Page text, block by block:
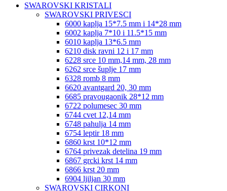
SWAROVSKI KRISTALI
SWAROVSKI PRIVESCI
6000 kaplja 15*7.5 mm i 14*28 mm
6002 kaplja 7*10 i 11.5*15 mm
6010 kaplja 13*6.5 mm
6210 disk ravni 12 i 17 mm
6228 srce 10 mm,14 mm, 28 mm
6262 srce šuplje 17 mm
6328 romb 8 mm
6620 avantgard 20, 30 mm
6685 pravougaonik 28*12 mm
6722 polumesec 30 mm
6744 cvet 12,14 mm
6748 pahulja 14 mm
6754 leptir 18 mm
6860 krst 10*12 mm
6764 privezak detelina 19 mm
6867 grcki krst 14 mm
6866 krst 20 mm
6904 ljiljan 30 mm
SWAROVSKI CIRKONI